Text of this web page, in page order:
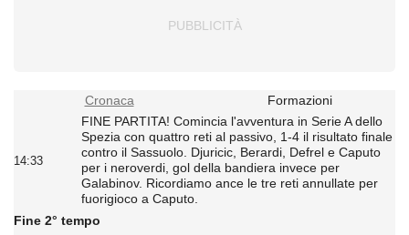
Cronaca Formazioni
14:33
FINE PARTITA! Comincia l'avventura in Serie A dello
Spezia con quattro reti al passivo, 1-4 il risultato finale
contro il Sassuolo. Djuricic, Berardi, Defrel e Caputo
per i neroverdi, gol della bandiera invece per
Galabinov. Ricordiamo ance le tre reti annullate per
fuorigioco a Caputo.
Fine 2° tempo